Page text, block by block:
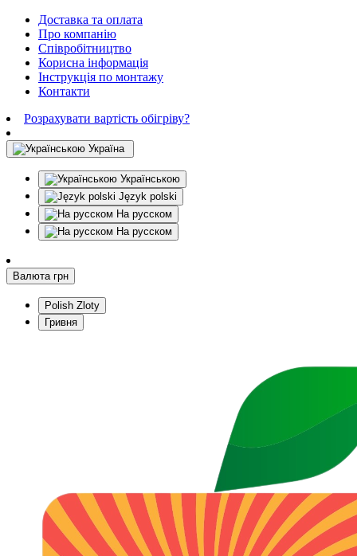
Доставка та оплата
Про компанію
Співробітництво
Корисна інформація
Інструкція по монтажу
Контакти
Розрахувати вартість обігріву?
Україна
Українською
Język polski
На русском
На русском
Валюта грн
Polish Zloty
Гривня